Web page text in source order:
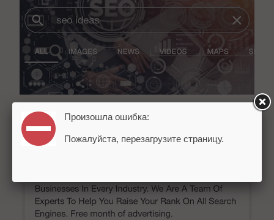
Произошла ошибка:
Пожалуйста, перезагрузите страницу.